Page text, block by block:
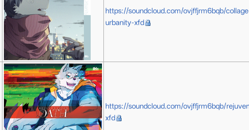
https://soundcloud.com/ovjffjrm6bqb/
urbanity-xfd
https://soundcloud.com/ovjffjrm6bqb/
xfd